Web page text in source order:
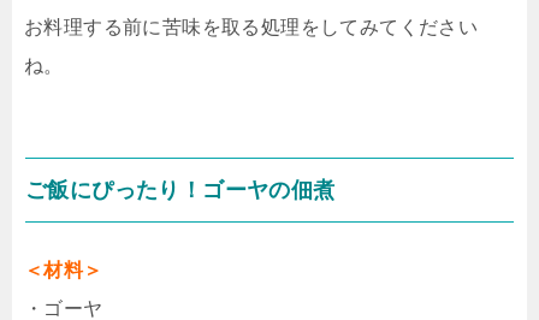
お料理する前に苦味を取る処理をしてみてください
ね。
ご飯にぴったり！ゴーヤの佃煮
＜材料＞
・ゴーヤ